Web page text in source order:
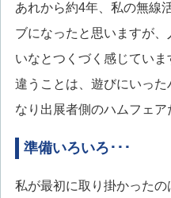
あれから約4年、私の無線
ブになったと思いますが
いなとつくづく感じてい
違うことは、遊びにいっ
なり出展者側のハムフェア
準備いろいろ･･･
私が最初に取り掛かった